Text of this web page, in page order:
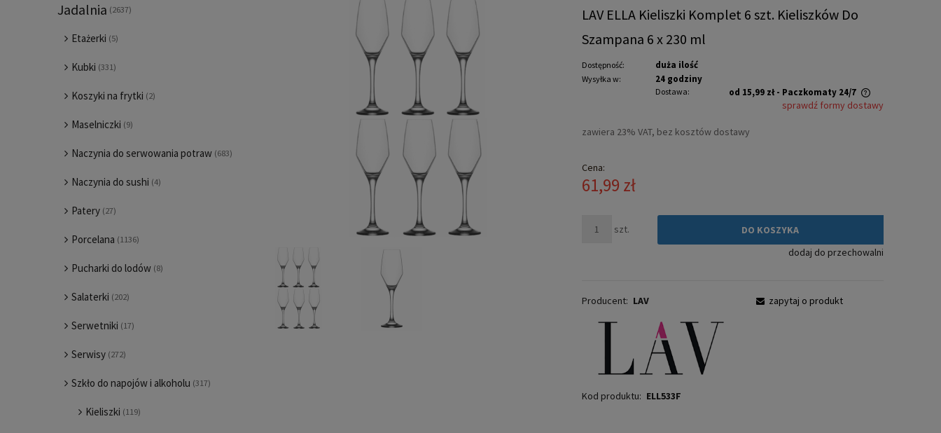
Jadalnia (2637)
Etażerki (5)
Kubki (331)
Koszyki na frytki (2)
Maselniczki (9)
Naczynia do serwowania potraw (683)
Naczynia do sushi (4)
Patery (27)
Porcelana (1136)
Pucharki do lodów (8)
Salaterki (202)
Serwetniki (17)
Serwisy (272)
Szkło do napojów i alkoholu (317)
Kieliszki (119)
LAV ELLA Kieliszki Komplet 6 szt. Kieliszków Do
Szampana 6 x 230 ml
Dostępność: duża ilość
Wysyłka w: 24 godziny
Dostawa: od 15,99 zł - Paczkomaty 24/7
płatności
sprawdź formy dostawy
zawiera 23% VAT, bez kosztów dostawy
Cena:
61,99 zł
szt.
DO KOSZYKA
dodaj do przechowalni
Producent: LAV
Kod produktu: ELL533F
zapytaj o produkt